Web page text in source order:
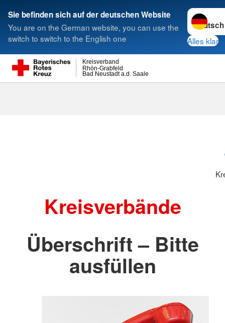
Sie befinden sich auf der deutschen Website
You are on the German website, you can use the
switch to switch to the English one
Sprache
Alles klar
Bad Neustadt a.d. Saale
Rhön-Grabfeld
Kreisverband
Suche
Kreisverbände
Überschrift – Bitte
ausfüllen